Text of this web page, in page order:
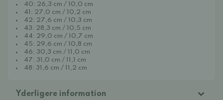
40: 26,3 cm / 10,0 cm
41: 27,0 cm / 10,2 cm
42: 27,6 cm / 10,3 cm
43: 28,3 cm / 10,5 cm
44: 29,0 cm / 10,7 cm
45: 29,6 cm / 10,8 cm
46: 30,3 cm / 11,0 cm
47: 31,0 cm / 11,1 cm
48: 31,6 cm / 11,2 cm
Yderligere information